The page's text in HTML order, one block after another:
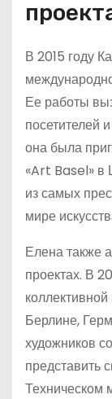
В 2015 году
Ее работы
посетителей
она была
«Art Basel» в
из самых
мире
Елена также
проектах. В
Берлине,
художников
представить
Техническом